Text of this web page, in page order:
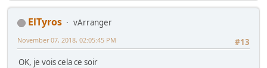
ElTyros
vArranger
#13
November 07, 2018, 02:05:45 PM
OK, je vois cela ce soir